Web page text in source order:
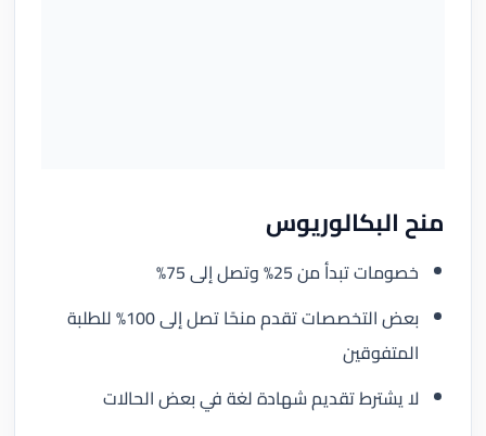
منح البكالوريوس
خصومات تبدأ من 25% وتصل إلى 75%
بعض التخصصات تقدم منحًا تصل إلى 100% للطلبة
المتفوقين
لا يشترط تقديم شهادة لغة في بعض الحالات